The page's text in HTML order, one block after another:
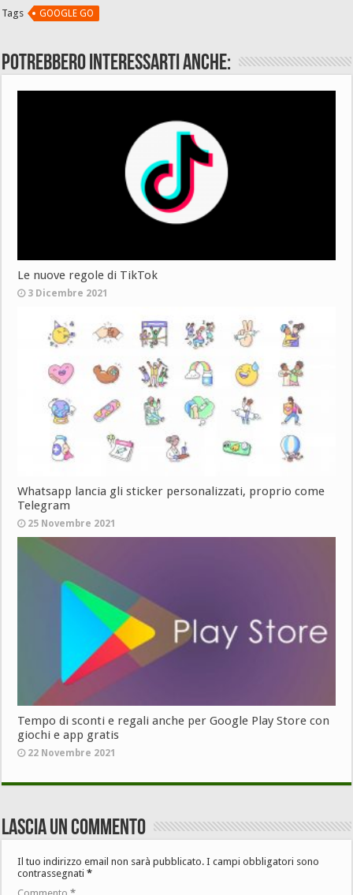
Tags GOOGLE GO
Potrebbero interessarti anche:
Le nuove regole di TikTok
3 Dicembre 2021
Whatsapp lancia gli sticker personalizzati, proprio come
Telegram
25 Novembre 2021
Tempo di sconti e regali anche per Google Play Store con
giochi e app gratis
22 Novembre 2021
Lascia un commento
Il tuo indirizzo email non sarà pubblicato. I campi obbligatori sono
contrassegnati*